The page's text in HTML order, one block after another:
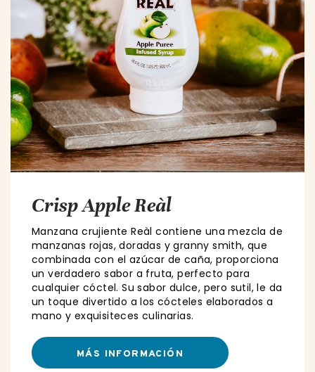
Crisp Apple Reàl
Manzana crujiente Reàl contiene una mezcla de
manzanas rojas, doradas y granny smith, que
combinada con el azúcar de caña, proporciona
un verdadero sabor a fruta, perfecto para
cualquier cóctel. Su sabor dulce, pero sutil, le da
un toque divertido a los cócteles elaborados a
mano y exquisiteces culinarias.
MÁS INFORMACIÓN